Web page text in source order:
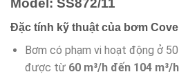
Model: SS872/11
Đặc tính kỹ thuật của bơm
Bơm có phạm vi hoạt động ở
được từ 60 m³/h đến 104 m³/h